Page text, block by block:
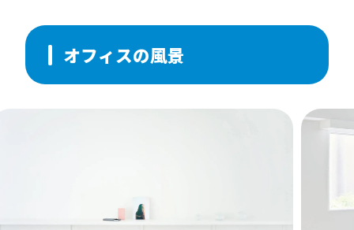
オフィスの風景